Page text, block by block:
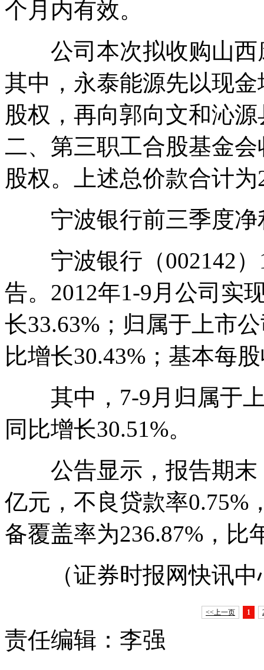
个月内有效。
公司本次拟收购山西
其中，永泰能源先以现
股权，再向郭向文和沁
二、第三职工合股基金
股权。上述总价款合计为
宁波银行前三季度净
宁波银行（002142）
告。2012年1-9月公司实
长33.63%；归属于上市
比增长30.43%；基本每
其中，7-9月归属于上
同比增长30.51%。
公告显示，报告期末
亿元，不良贷款率0.75%
备覆盖率为236.87%，比
（证券时报网快讯中
<<上一页 1
责任编辑：李强